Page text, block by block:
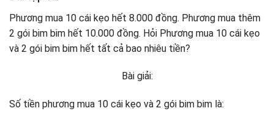
Phương mua 10 cái kẹo hết 8.000 đồng. Phương mua thêm
2 gói bim bim hết 10.000 đồng. Hỏi Phương mua 10 cái kẹo
và 2 gói bim bim hết tất cả bao nhiêu tiền?
Bài giải:
Số tiền phương mua 10 cái kẹo và 2 gói bim bim là: